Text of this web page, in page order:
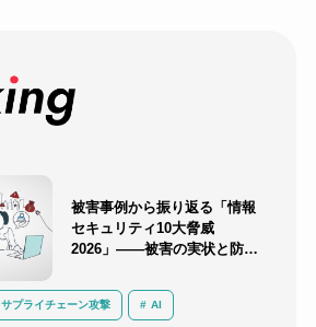
被害事例から振り返る「情報
セキュリティ10大脅威
2026」――被害の実状と防御
サプライチェーン攻撃 AI